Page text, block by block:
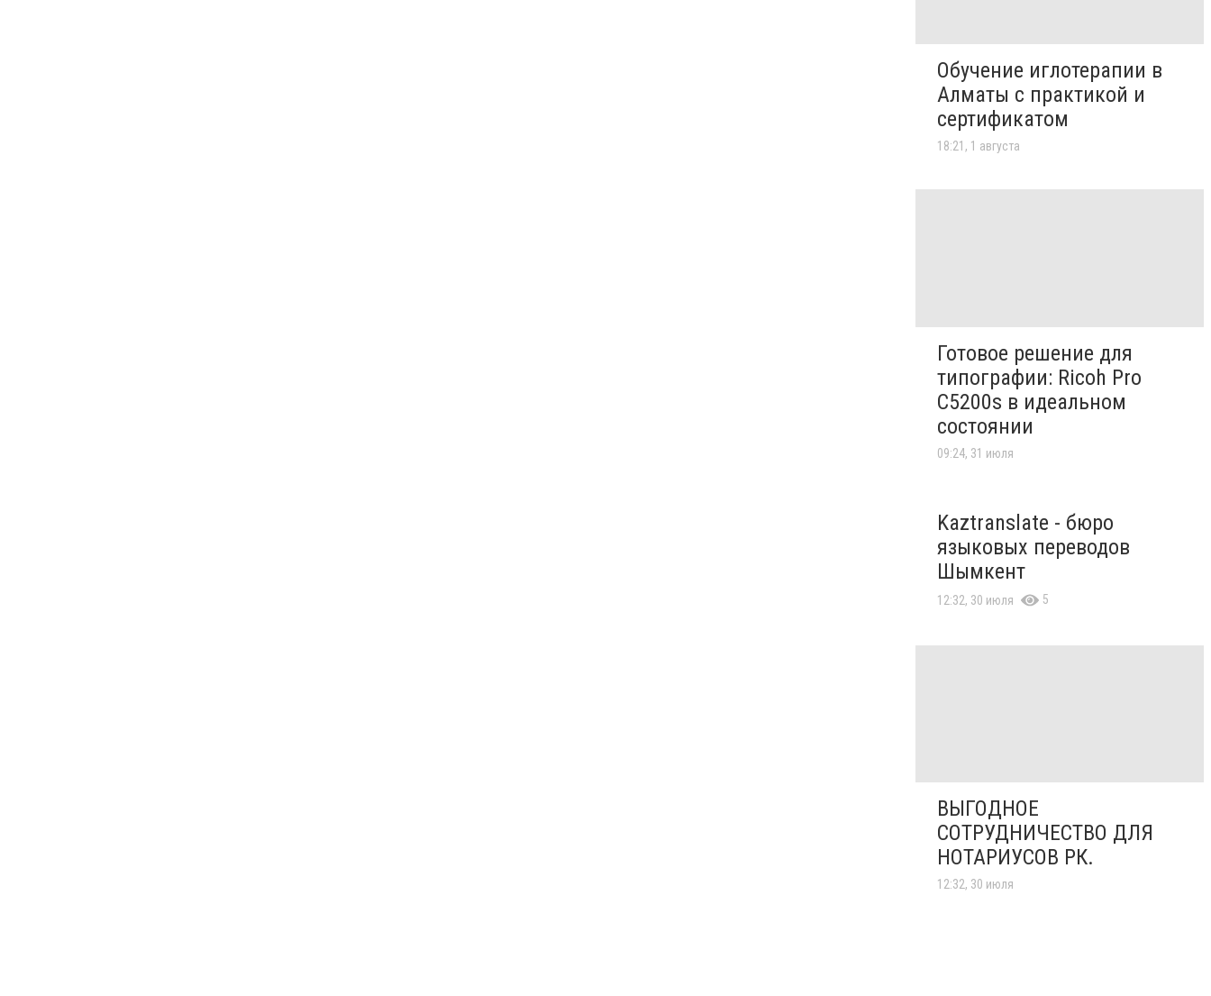
Обучение иглотерапии в
Алматы с практикой и
сертификатом
18:21, 1 августа
Готовое решение для
типографии: Ricoh Pro
C5200s в идеальном
состоянии
09:24, 31 июля
Kaztranslate - бюро
языковых переводов
Шымкент
12:32, 30 июля 5
ВЫГОДНОЕ
СОТРУДНИЧЕСТВО ДЛЯ
НОТАРИУСОВ РК.
12:32, 30 июля